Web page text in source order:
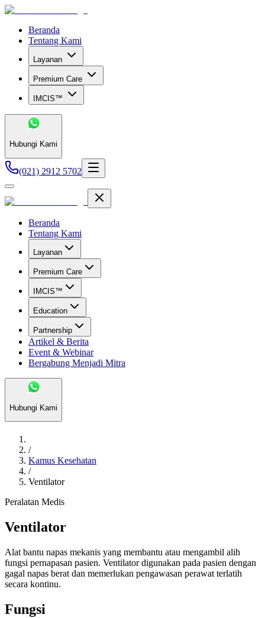
Beranda
Tentang Kami
Layanan
Premium Care
IMCIS™
Hubungi Kami
(021) 2912 5702
Beranda
Tentang Kami
Layanan
Premium Care
IMCIS™
Education
Partnership
Artikel & Berita
Event & Webinar
Bergabung Menjadi Mitra
Hubungi Kami
/
Kamus Kesehatan
/
Ventilator
Peralatan Medis
Ventilator
Alat bantu napas mekanis yang membantu atau mengambil alih
fungsi pernapasan pasien. Ventilator digunakan pada pasien dengan
gagal napas berat dan memerlukan pengawasan perawat terlatih
secara kontinu.
Fungsi